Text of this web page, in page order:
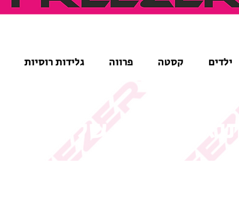
ילדים קסטה פרווה גלידות רוסיות
המבצע של המוצר